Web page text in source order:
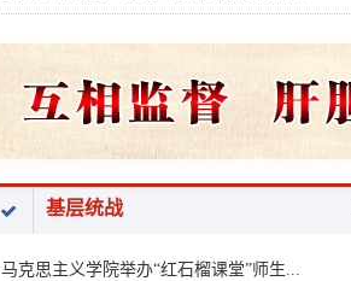
基层统战
马克思主义学院举办“红石榴课堂”师生...